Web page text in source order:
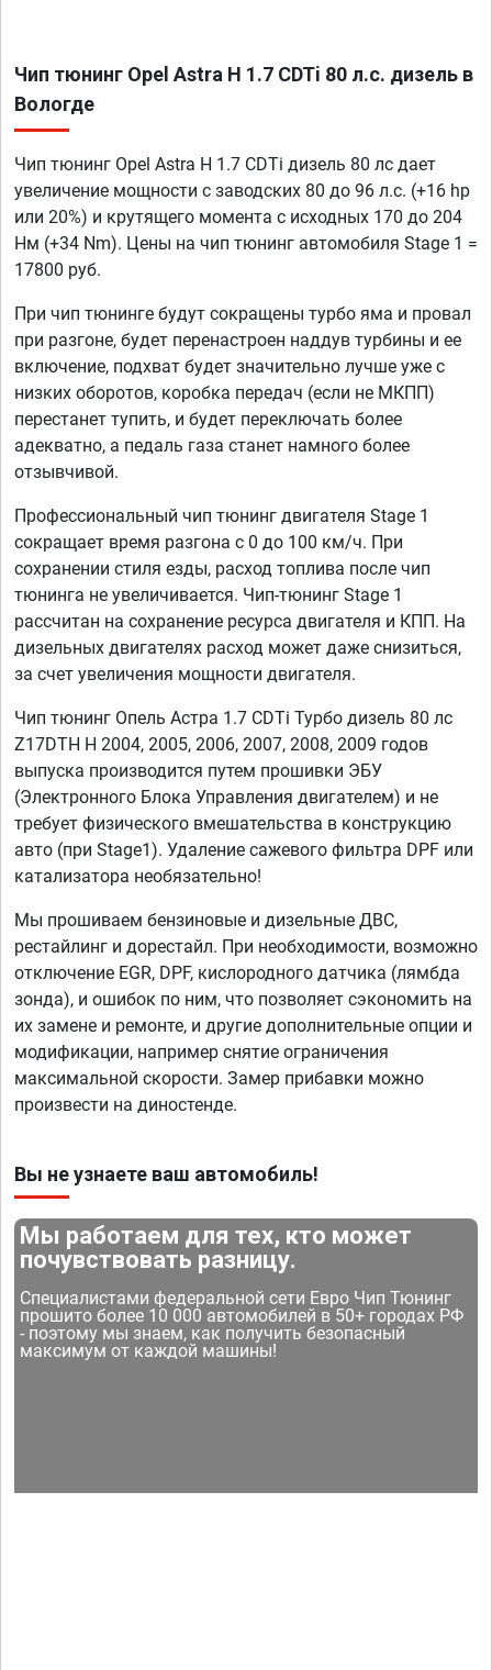
Чип тюнинг Opel Astra H 1.7 CDTi 80 л.с. дизель в
Вологде
Чип тюнинг Opel Astra H 1.7 CDTi дизель 80 лс дает
увеличение мощности с заводских 80 до 96 л.с. (+16 hp
или 20%) и крутящего момента с исходных 170 до 204
Нм (+34 Nm). Цены на чип тюнинг автомобиля Stage 1 =
17800 руб.
При чип тюнинге будут сокращены турбо яма и провал
при разгоне, будет перенастроен наддув турбины и ее
включение, подхват будет значительно лучше уже с
низких оборотов, коробка передач (если не МКПП)
перестанет тупить, и будет переключать более
адекватно, а педаль газа станет намного более
отзывчивой.
Профессиональный чип тюнинг двигателя Stage 1
сокращает время разгона с 0 до 100 км/ч. При
сохранении стиля езды, расход топлива после чип
тюнинга не увеличивается. Чип-тюнинг Stage 1
рассчитан на сохранение ресурса двигателя и КПП. На
дизельных двигателях расход может даже снизиться,
за счет увеличения мощности двигателя.
Чип тюнинг Опель Астра 1.7 CDTi Турбо дизель 80 лс
Z17DTH H 2004, 2005, 2006, 2007, 2008, 2009 годов
выпуска производится путем прошивки ЭБУ
(Электронного Блока Управления двигателем) и не
требует физического вмешательства в конструкцию
авто (при Stage1). Удаление сажевого фильтра DPF или
катализатора необязательно!
Мы прошиваем бензиновые и дизельные ДВС,
рестайлинг и дорестайл. При необходимости, возможно
отключение EGR, DPF, кислородного датчика (лямбда
зонда), и ошибок по ним, что позволяет сэкономить на
их замене и ремонте, и другие дополнительные опции и
модификации, например снятие ограничения
максимальной скорости. Замер прибавки можно
произвести на диностенде.
Вы не узнаете ваш автомобиль!
Мы работаем для тех, кто может
почувствовать разницу.
Специалистами федеральной сети Евро Чип Тюнинг
прошито более 10 000 автомобилей в 50+ городах РФ
- поэтому мы знаем, как получить безопасный
максимум от каждой машины!